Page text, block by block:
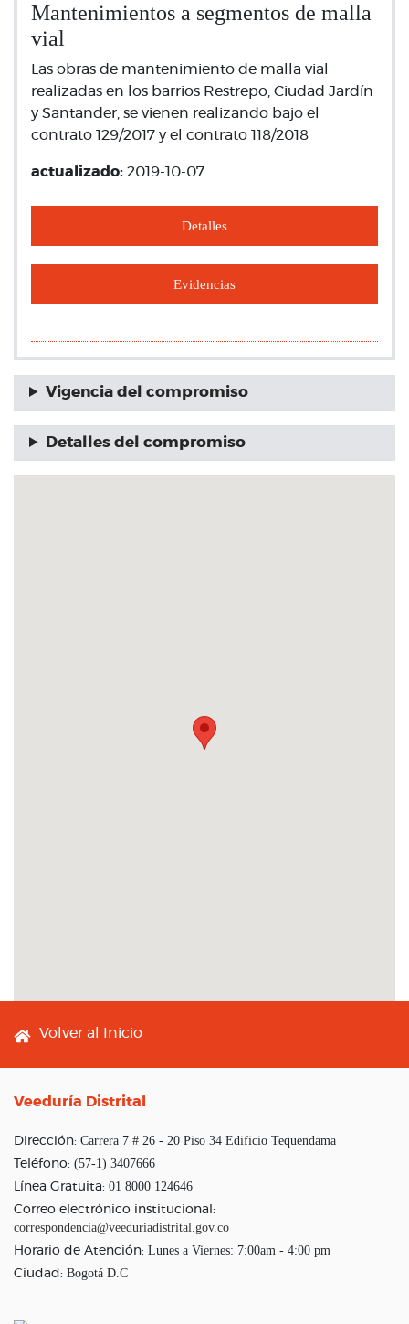
Mantenimientos a segmentos de malla
vial
Las obras de mantenimiento de malla vial
realizadas en los barrios Restrepo, Ciudad Jardín
y Santander, se vienen realizando bajo el
contrato 129/2017 y el contrato 118/2018
actualizado: 2019-10-07
Detalles
Evidencias
Vigencia del compromiso
Detalles del compromiso
Footer menu
Volver al Inicio
Veeduría Distrital
Dirección: Carrera 7 # 26 - 20 Piso 34 Edificio Tequendama
Teléfono: (57-1) 3407666
Línea Gratuita: 01 8000 124646
Correo electrónico institucional:
correspondencia@veeduriadistrital.gov.co
Horario de Atención: Lunes a Viernes: 7:00am - 4:00 pm
Ciudad: Bogotá D.C